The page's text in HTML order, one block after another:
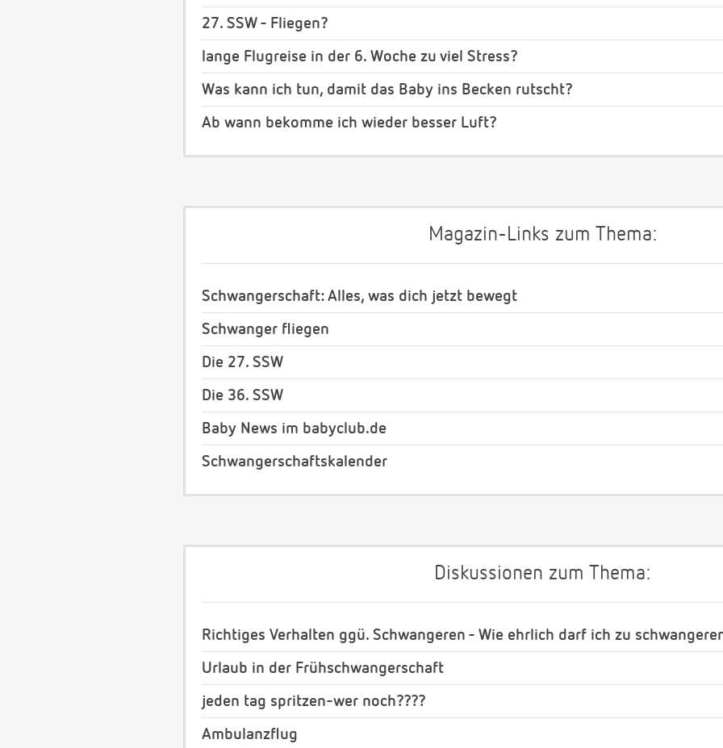
27. SSW - Fliegen?
lange Flugreise in der 6. Woche zu viel Stress?
Was kann ich tun, damit das Baby ins Becken rutscht?
Ab wann bekomme ich wieder besser Luft?
Magazin-Links zum Thema:
Schwangerschaft: Alles, was dich jetzt bewegt
Schwanger fliegen
Die 27. SSW
Die 36. SSW
Baby News im babyclub.de
Schwangerschaftskalender
Diskussionen zum Thema:
Richtiges Verhalten ggü. Schwangeren - Wie ehrlich darf ich zu
Urlaub in der Frühschwangerschaft
jeden tag spritzen-wer noch????
Ambulanzflug